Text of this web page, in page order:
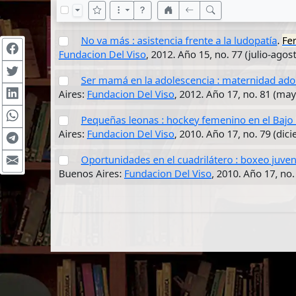
No va más : asistencia frente a la ludopatía.
Fundacion Del Viso, 2012. Año 15, no. 77 (julio-
Ser mamá en la adolescencia : maternidad
Aires: Fundacion Del Viso, 2012. Año 17, no. 81
Pequeñas leonas : hockey femenino en el Bajo
Aires: Fundacion Del Viso, 2010. Año 17, no. 79
Oportunidades en el cuadrilátero : boxeo
Buenos Aires: Fundacion Del Viso, 2010. Año 17,